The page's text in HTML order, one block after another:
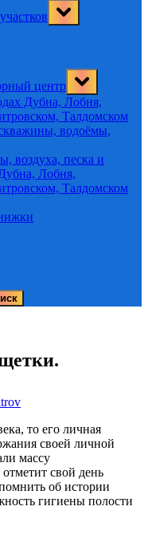
Toggle
sub-
центр
Toggle
sub-
menu
Дубна, Лобня,
Талдомском
водоёмы,
воздуха, песка и
Лобня,
Талдомском
то его личная
своей личной
массу
свой день
об истории
гигиены полости